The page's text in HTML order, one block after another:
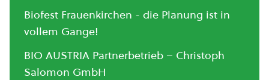
Biofest Frauenkirchen - die Planung ist in
vollem Gange!
BIO AUSTRIA Partnerbetrieb – Christoph
Salomon GmbH